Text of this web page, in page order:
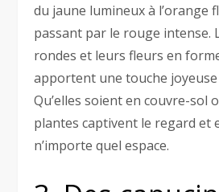
du jaune lumineux à l’orange
passant par le rouge intense.
rondes et leurs fleurs en
apportent une touche
Qu’elles soient en couvre-sol
plantes captivent le regard et
n’importe quel espace.